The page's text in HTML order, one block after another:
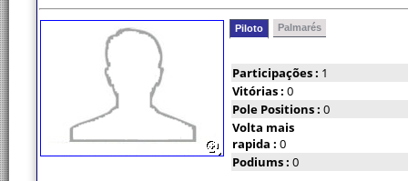
Piloto Palmarés
Participações : 1
Vitórias : 0
Pole Positions : 0
Volta mais
rapida : 0
Podiums : 0